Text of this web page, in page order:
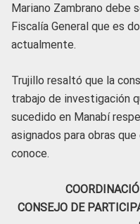
Mariano Zambrano debe
Fiscalía General que es
actualmente.
Trujillo resaltó que la
trabajo de investigación
sucedido en Manabí
asignados para obras
conoce.
CONSEJO DE